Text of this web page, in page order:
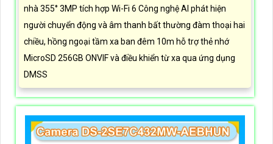
nhà 355° 3MP tích hợp Wi-Fi 6 Công nghệ AI phát hiện
người chuyển động và âm thanh bất thường đàm thoại hai
chiều, hồng ngoại tầm xa ban đêm 10m hỗ trợ thẻ nhớ
MicroSD 256GB ONVIF và điều khiển từ xa qua ứng dụng
DMSS